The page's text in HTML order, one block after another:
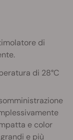
di
di 28°C
e color
e più